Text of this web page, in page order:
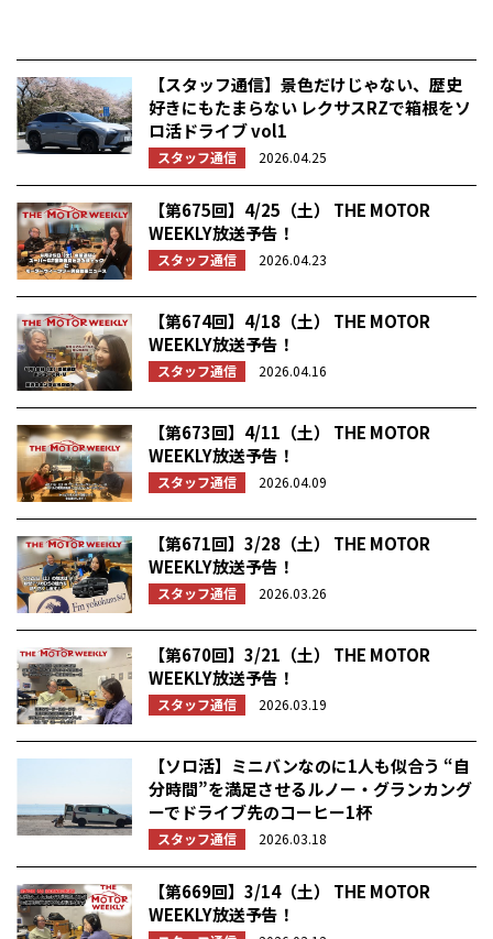
【スタッフ通信】景色だけじゃない、歴史
好きにもたまらない レクサスRZで箱根をソ
ロ活ドライブ vol1
スタッフ通信 2026.04.25
【第675回】4/25（土） THE MOTOR
WEEKLY放送予告！
スタッフ通信 2026.04.23
【第674回】4/18（土） THE MOTOR
WEEKLY放送予告！
スタッフ通信 2026.04.16
【第673回】4/11（土） THE MOTOR
WEEKLY放送予告！
スタッフ通信 2026.04.09
【第671回】3/28（土） THE MOTOR
WEEKLY放送予告！
スタッフ通信 2026.03.26
【第670回】3/21（土） THE MOTOR
WEEKLY放送予告！
スタッフ通信 2026.03.19
【ソロ活】ミニバンなのに1人も似合う “自
分時間”を満足させるルノー・グランカング
ーでドライブ先のコーヒー1杯
スタッフ通信 2026.03.18
【第669回】3/14（土） THE MOTOR
WEEKLY放送予告！